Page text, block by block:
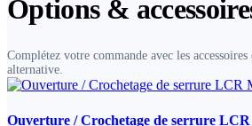
Options &
Complétez votre commande avec les
alternative.
Ouverture / Crochetage de serrure